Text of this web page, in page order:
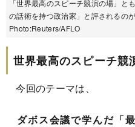
「世界最高のスピーチ競演の場」と
の話術を持つ政治家」と評されるの
Photo:Reuters/AFLO
世界最高のスピーチ競
今回のテーマは、
ダボス会議で学んだ「